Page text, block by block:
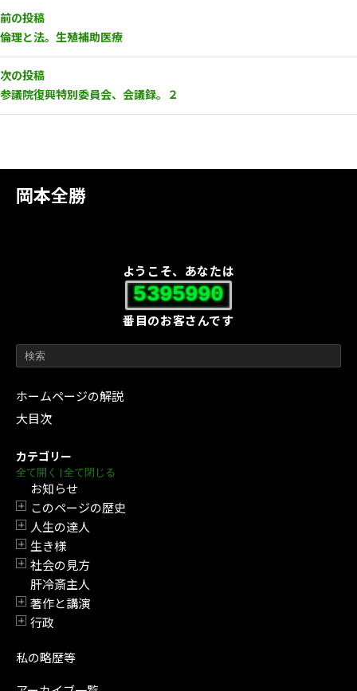
岡本全勝
ようこそ、あなたは
5395990
番目のお客さんです
ホームページの解説
大目次
カテゴリー
全て開く | 全て閉じる
お知らせ
開閉
このページの歴史
開閉
人生の達人
開閉
生き様
開閉
社会の見方
肝冷斎主人
開閉
著作と講演
開閉
行政
私の略歴等
前の投稿
倫理と法。生殖補助医療
次の投稿
参議院復興特別委員会、会議録。２